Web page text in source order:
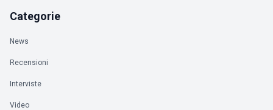
Categorie
News
Recensioni
Interviste
Video